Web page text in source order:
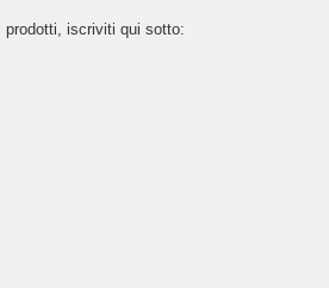
prodotti, iscriviti qui sotto: